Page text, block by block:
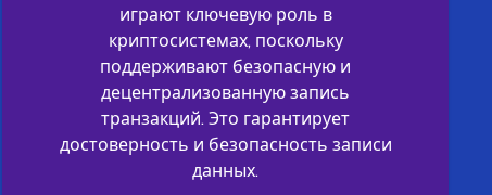
играют ключевую роль в
криптосистемах, поскольку
поддерживают безопасную и
децентрализованную запись
транзакций. Это гарантирует
достоверность и безопасность записи
данных.